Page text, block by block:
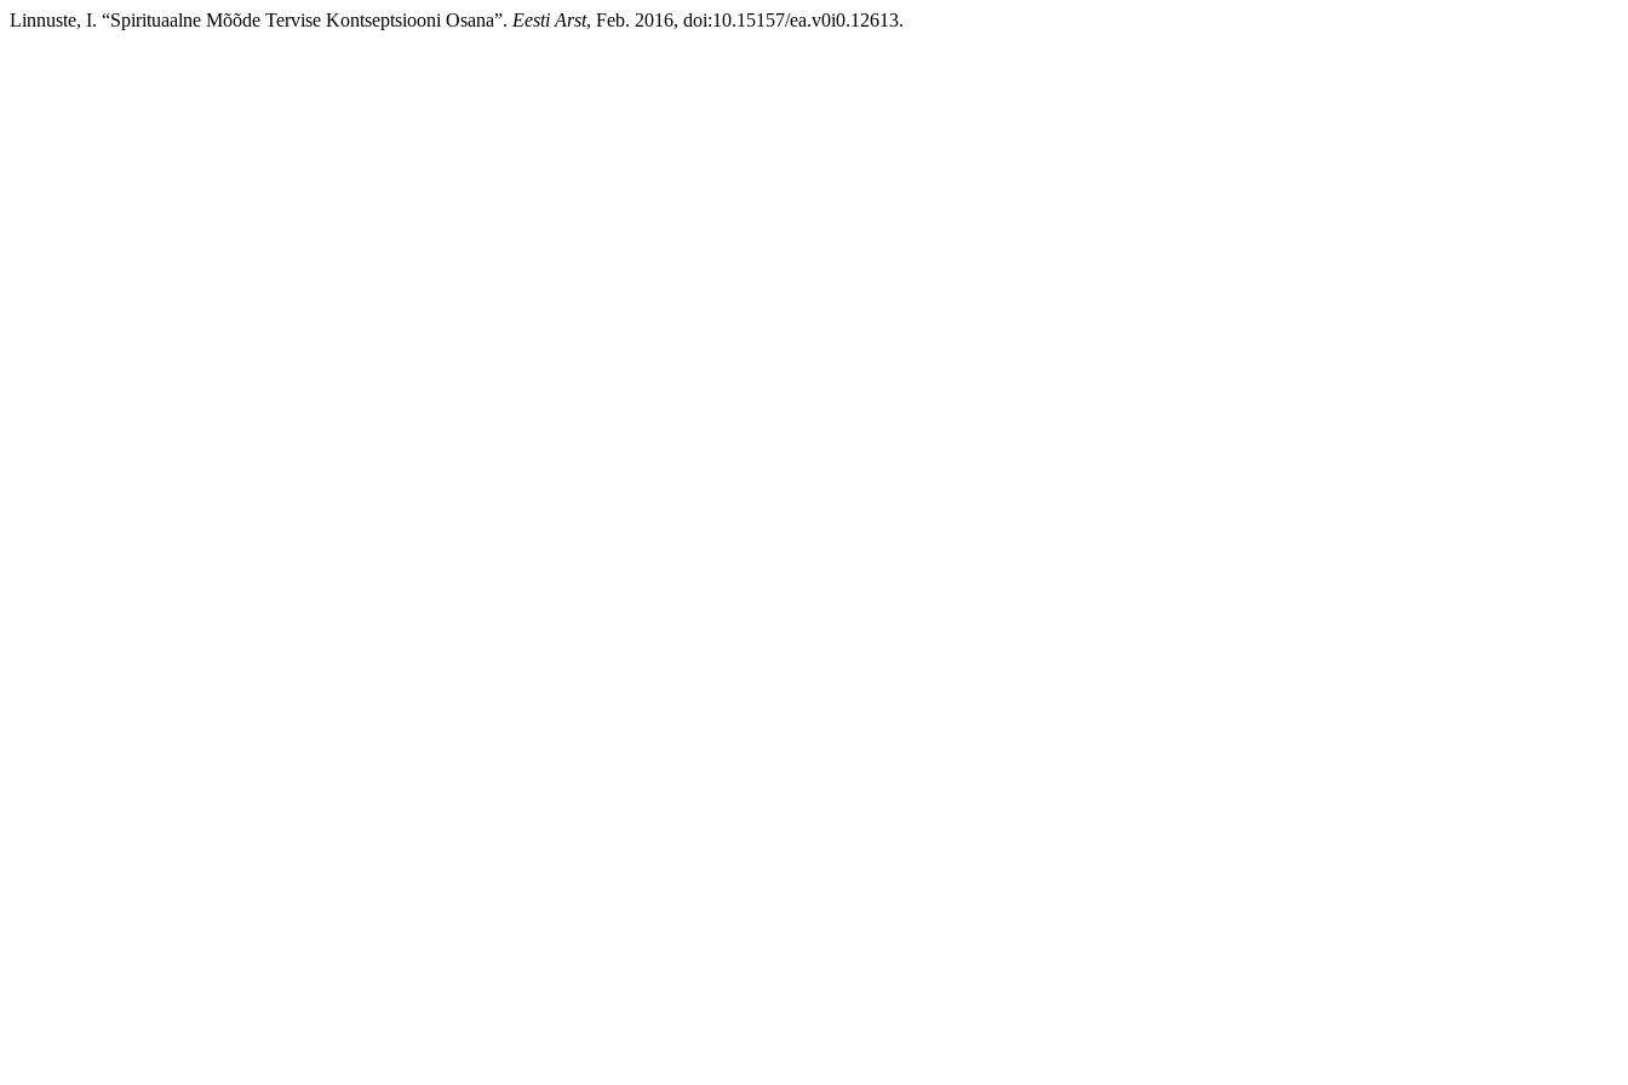
Linnuste, I. “Spirituaalne Mõõde Tervise Kontseptsiooni Osana”. Eesti Arst, Feb. 2016, doi:10.15157/ea.v0i0.12613.